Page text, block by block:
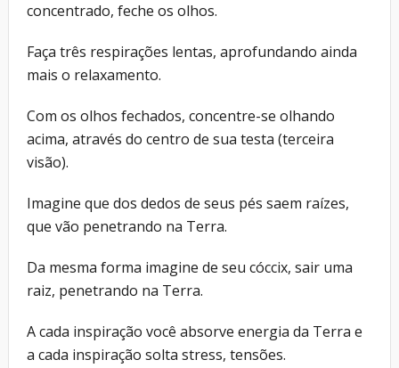
concentrado, feche os olhos.
Faça três respirações lentas, aprofundando ainda
mais o relaxamento.
Com os olhos fechados, concentre-se olhando
acima, através do centro de sua testa (terceira
visão).
Imagine que dos dedos de seus pés saem raízes,
que vão penetrando na Terra.
Da mesma forma imagine de seu cóccix, sair uma
raiz, penetrando na Terra.
A cada inspiração você absorve energia da Terra e
a cada inspiração solta stress, tensões.